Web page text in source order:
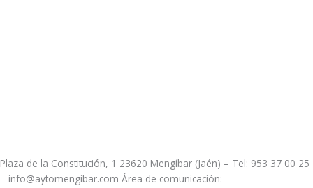
Plaza de la Constitución, 1 23620 Mengíbar (Jaén) – Tel: 953 37 00 25
– info@aytomengibar.com Área de comunicación: